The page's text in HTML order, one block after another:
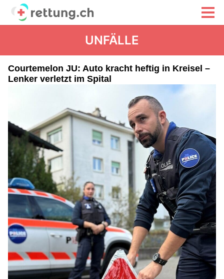
UNFÄLLE
Courtemelon JU: Auto kracht heftig in Kreisel –
Lenker verletzt im Spital